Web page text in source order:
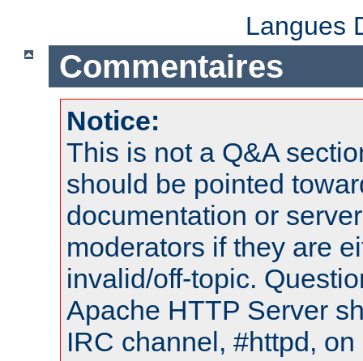
Langues
Commentaires
Notice:
This is not a Q&A
should be pointed
documentation or
moderators if they are
invalid/off-topic.
Apache HTTP Server
IRC channel, #httpd,